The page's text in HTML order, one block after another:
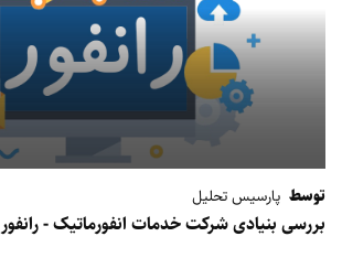
توسط پارسیس تحلیل
بررسی بنیادی شرکت خدمات انفورماتیک - رانفور